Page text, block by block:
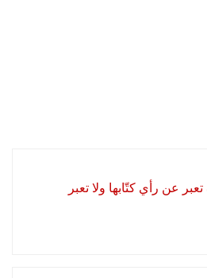
عن رأي كتّابها ولا تعبر